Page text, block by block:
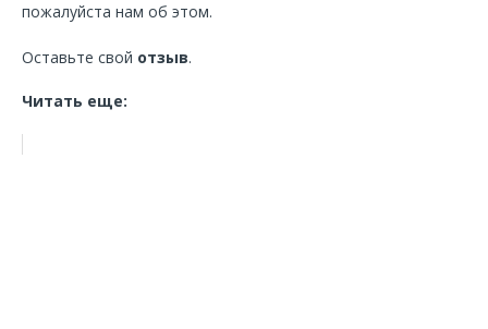
пожалуйста нам об этом.
Оставьте свой отзыв.
Читать еще: